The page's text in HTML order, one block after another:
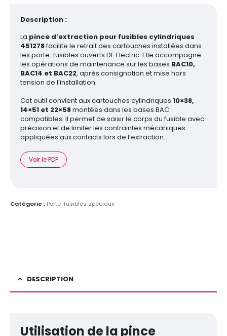
Description :
La pince d’extraction pour fusibles cylindriques
451278facilite le retrait des cartouches installées dans
les porte-fusibles ouverts DF Electric. Elle accompagne
les opérations de maintenance sur les bases BAC10,
BAC14 et BAC22, après consignation et mise hors
tension de l’installation.
Cet outil convient aux cartouches cylindriques 10×38,
14×51 et 22×58montées dans les bases BAC
compatibles. Il permet de saisir le corps du fusible avec
précision et de limiter les contraintes mécaniques
appliquées aux contacts lors de l’extraction.
Voir le PDF
Catégorie : Porte-fusibles spéciaux
DESCRIPTION
Utilisation de la pince